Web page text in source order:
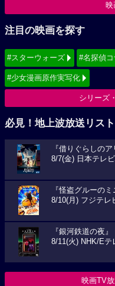
映
注目の映画を探す
#スターウォーズ #名探偵
#少女漫画原作実写化
シリーズ
必見！地上波放送リスト
『借りぐらしのア
8/7(金) 日本テレ
『怪盗グルーのミ
8/10(月) フジテレ
『銀河鉄道の夜』
8/11(火) NHK/Eテ
映画TV